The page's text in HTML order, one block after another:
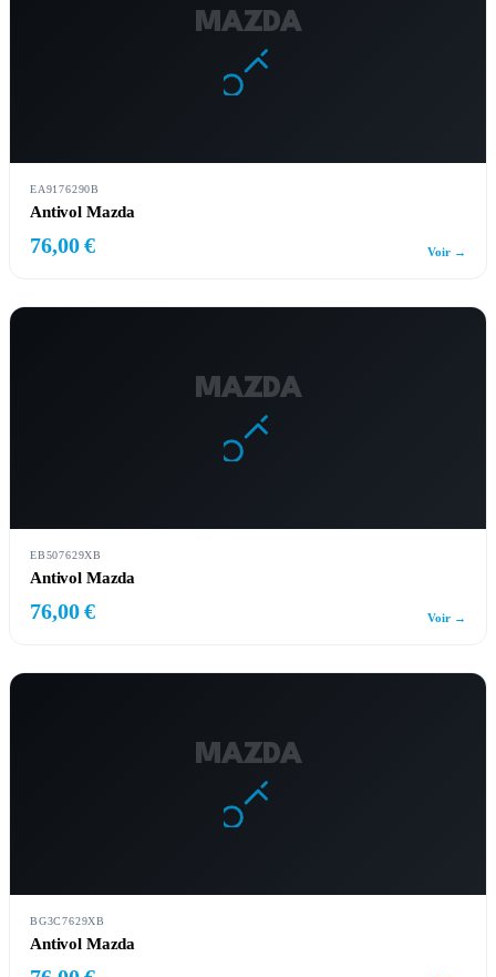
MAZDA
EA9176290B
Antivol Mazda
76,00 € Voir →
MAZDA
EB507629XB
Antivol Mazda
76,00 € Voir →
MAZDA
BG3C7629XB
Antivol Mazda